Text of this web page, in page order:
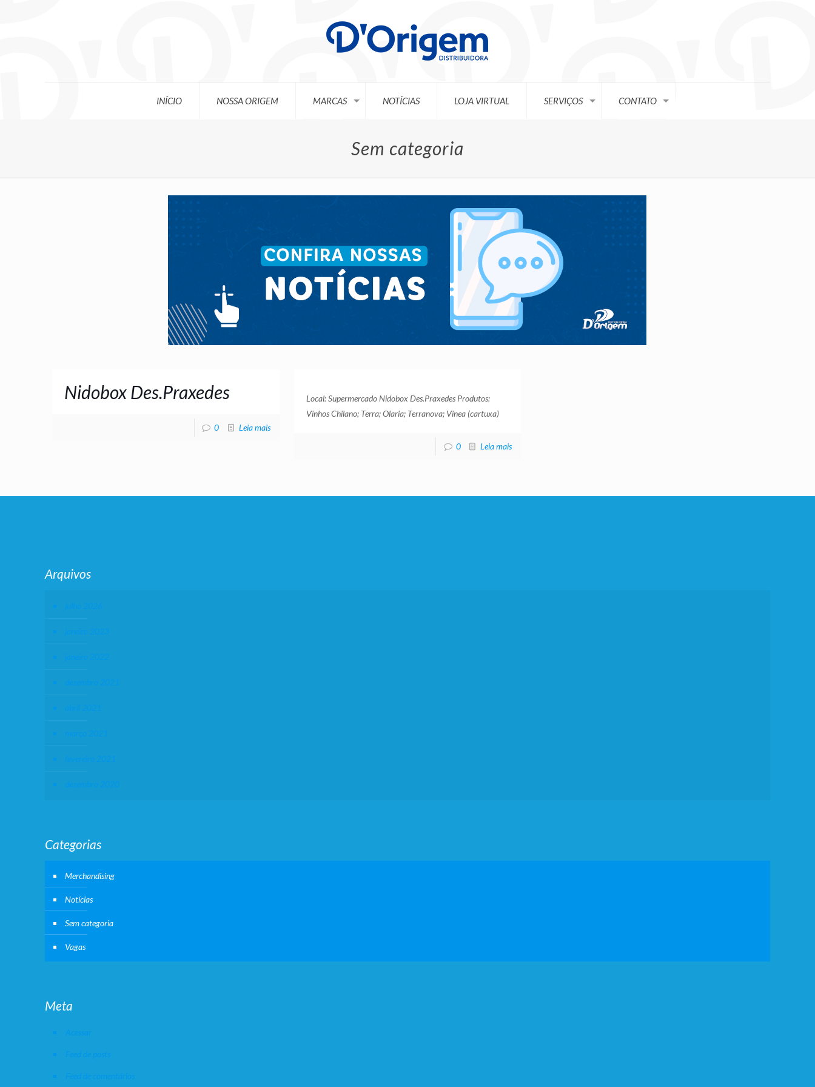
INÍCIO NOSSA ORIGEM MARCAS NOTÍCIAS LOJA VIRTUAL SERVIÇOS CONTATO
Sem categoria
Nidobox Des.Praxedes
0 Leia mais
Local: Supermercado Nidobox Des.Praxedes Produtos:
Vinhos Chilano; Terra; Olaria; Terranova; Vinea (cartuxa)
0 Leia mais
Arquivos
julho 2026
janeiro 2023
janeiro 2022
dezembro 2021
abril 2021
março 2021
fevereiro 2021
dezembro 2020
Categorias
Merchandising
Notícias
Sem categoria
Vagas
Meta